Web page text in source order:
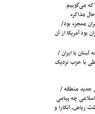
که می‌گوییم
مذاکره
معجزه بود/
بود آمریکا از آن
با ایران /
با حزب نزدیک
جدید منطقه /
چه پیامی
ریاض، آنکارا و